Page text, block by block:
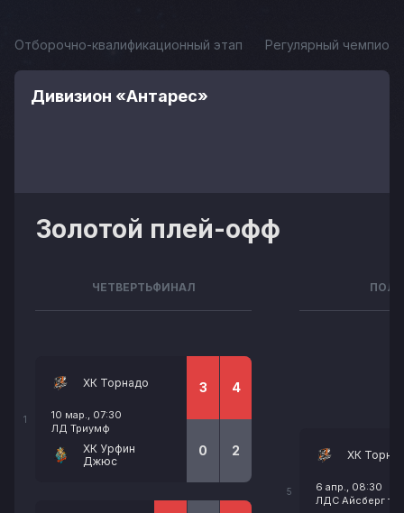
Отборочно-квалификационный этап Регулярный
Дивизион «Антарес»
Золотой плей-офф
ЧЕТВЕРТЬФИНАЛ
1
ХК Торнадо
10 мар., 07:30
ЛД Триумф
ХК Урфин
Джюс
3
0
4
2
5
ХК
6 апр., 08:30
ЛДС Айсберг тр.